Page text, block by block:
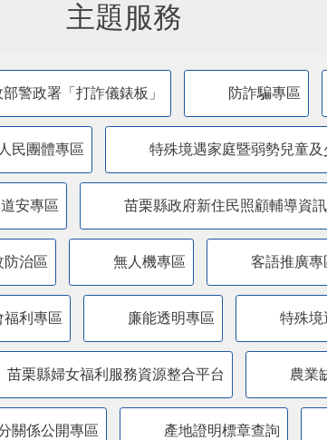
主題服務
部警政署「打詐儀錶板」 防詐騙專區
人民團體專區 特殊境遇家庭暨弱勢兒童
道安專區 苗栗縣政府新住民照顧輔導資
防治區 無人機專區 客語推廣專
福利專區 廉能透明專區 特殊境
苗栗縣婦女福利服務資源整合平台 農業
關係公開專區 產地證明標章查詢